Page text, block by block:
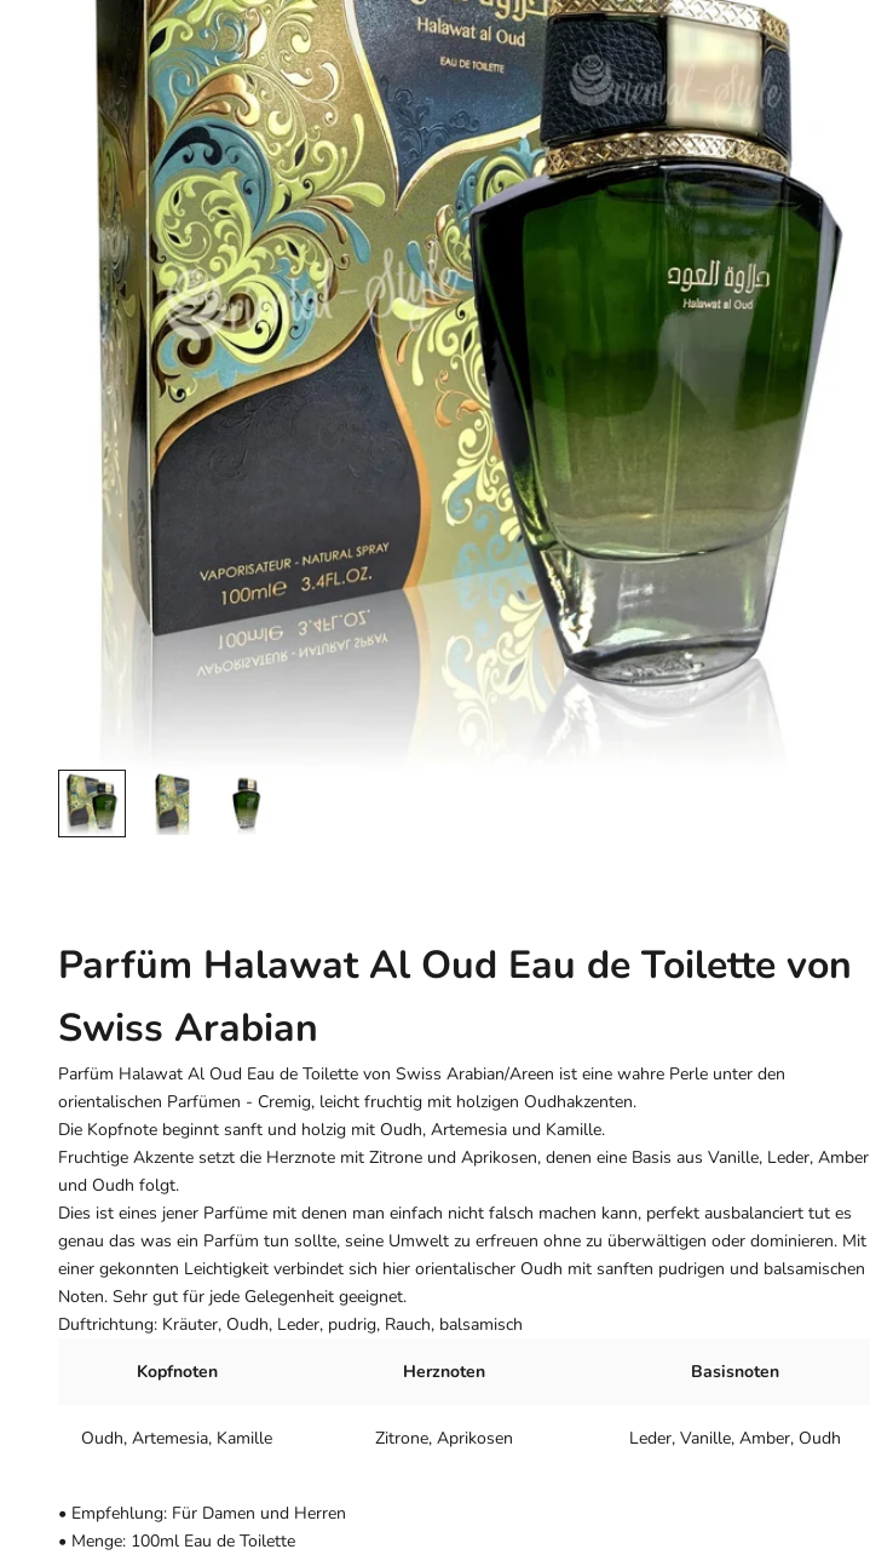
Parfüm Halawat Al Oud Eau de Toilette von
Swiss Arabian
Parfüm Halawat Al Oud Eau de Toilette von Swiss Arabian/Areen ist eine wahre Perle unter den
orientalischen Parfümen - Cremig, leicht fruchtig mit holzigen Oudhakzenten.
Die Kopfnote beginnt sanft und holzig mit Oudh, Artemesia und Kamille.
Fruchtige Akzente setzt die Herznote mit Zitrone und Aprikosen, denen eine Basis aus Vanille, Leder, Amber
und Oudh folgt.
Dies ist eines jener Parfüme mit denen man einfach nicht falsch machen kann, perfekt ausbalanciert tut es
genau das was ein Parfüm tun sollte, seine Umwelt zu erfreuen ohne zu überwältigen oder dominieren. Mit
einer gekonnten Leichtigkeit verbindet sich hier orientalischer Oudh mit sanften pudrigen und balsamischen
Noten. Sehr gut für jede Gelegenheit geeignet.
Duftrichtung: Kräuter, Oudh, Leder, pudrig, Rauch, balsamisch
Kopfnoten Herznoten Basisnoten
Oudh, Artemesia, Kamille Zitrone, Aprikosen Leder, Vanille, Amber, Oudh
• Empfehlung: Für Damen und Herren
• Menge: 100ml Eau de Toilette